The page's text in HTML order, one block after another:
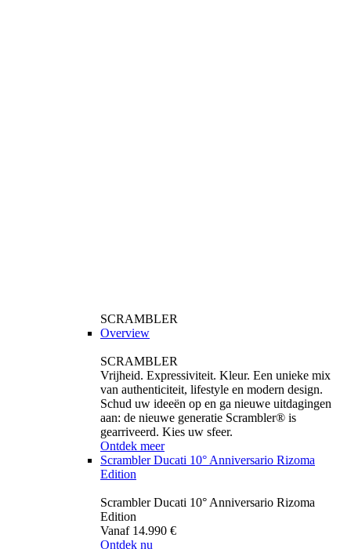
SCRAMBLER
Overview
SCRAMBLER
Vrijheid. Expressiviteit. Kleur. Een unieke mix
van authenticiteit, lifestyle en modern design.
Schud uw ideeën op en ga nieuwe uitdagingen
aan: de nieuwe generatie Scrambler® is
gearriveerd. Kies uw sfeer.
Ontdek meer
Scrambler Ducati 10° Anniversario Rizoma
Edition
Scrambler Ducati 10° Anniversario Rizoma
Edition
Vanaf 14.990 €
Ontdek nu